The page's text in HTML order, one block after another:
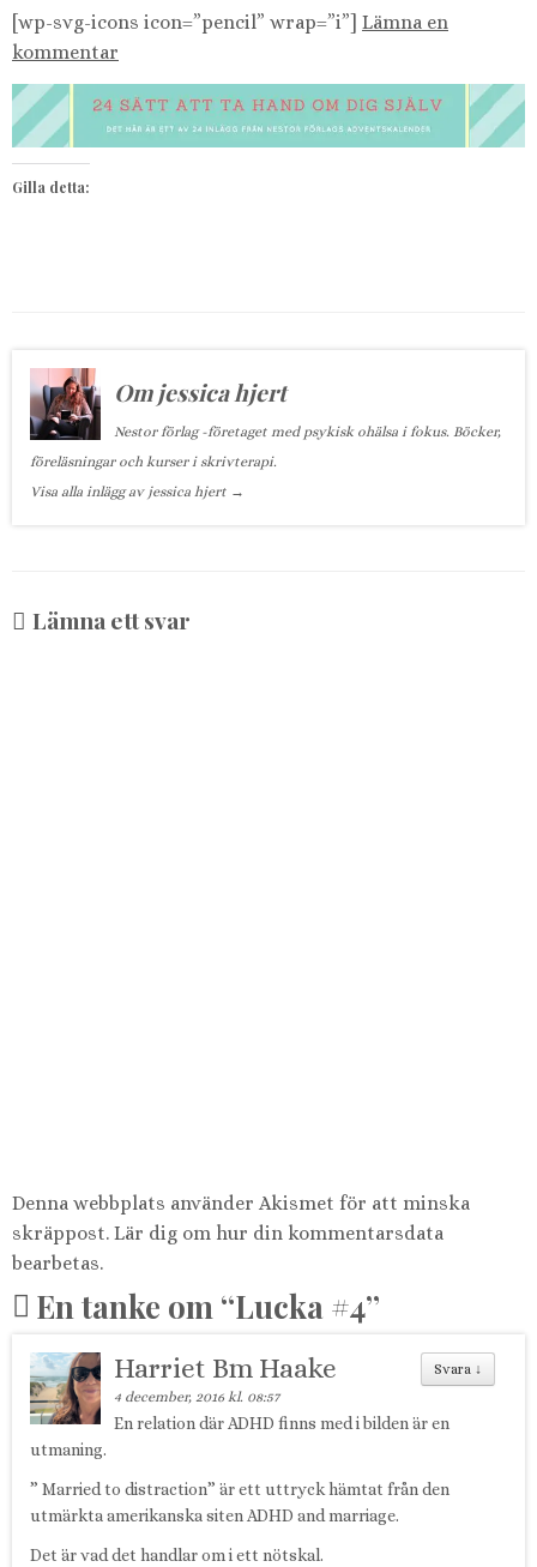
[wp-svg-icons icon=”pencil” wrap=”i”] Lämna en
kommentar
Gilla detta:
Om jessica hjert
Nestor förlag -företaget med psykisk ohälsa i fokus. Böcker,
föreläsningar och kurser i skrivterapi.
Visa alla inlägg av jessica hjert →
Lämna ett svar
Denna webbplats använder Akismet för att minska
skräppost. Lär dig om hur din kommentarsdata
bearbetas.
En tanke om “Lucka #4”
Svara ↓
Harriet Bm Haake
4 december, 2016 kl. 08:57
En relation där ADHD finns med i bilden är en
utmaning.
” Married to distraction” är ett uttryck hämtat från den
utmärkta amerikanska siten ADHD and marriage.
Det är vad det handlar om i ett nötskal.